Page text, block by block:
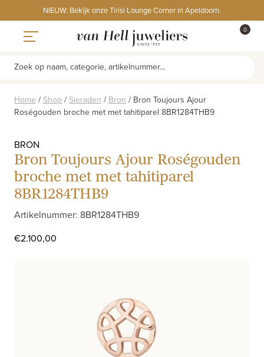
to
content
NIEUW: Bekijk onze Tirisi Lounge Corner in Apeldoorn.
0
Zoek op naam, categorie, artikelnummer...
Home / Shop / Sieraden / Bron / Bron Toujours Ajour
Roségouden broche met met tahitiparel 8BR1284THB9
BRON
Bron Toujours Ajour Roségouden
broche met met tahitiparel
8BR1284THB9
Artikelnummer: 8BR1284THB9
€2.100,00